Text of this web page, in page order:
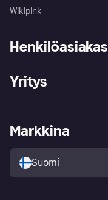
Wikipink
Henkilöasiakas
Ohje
Kirjaudu sisään
Tutustu kauppoihin
Ostajan turva
Yritys
Kirjaudu sisään yrityksenä
Markkina
Suomi